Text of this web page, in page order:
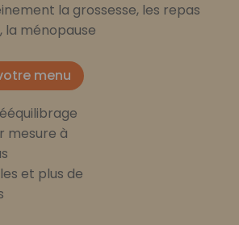
la grossesse, les repas
la ménopause
menu
mesure à
et plus de